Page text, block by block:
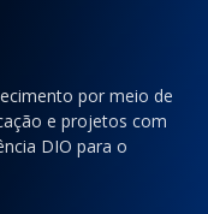
por meio de
e projetos com
DIO para o